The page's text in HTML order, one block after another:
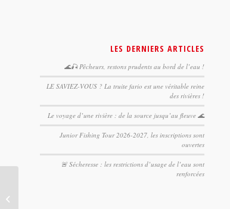
LES DERNIERS ARTICLES
🌊🎣 Pêcheurs, restons prudents au bord de l’eau !
LE SAVIEZ-VOUS ? La truite fario est une véritable reine
des rivières !
Le voyage d’une rivière : de la source jusqu’au fleuve 🌊
Junior Fishing Tour 2026-2027, les inscriptions sont
ouvertes
🚨 Sécheresse : les restrictions d’usage de l’eau sont
renforcées